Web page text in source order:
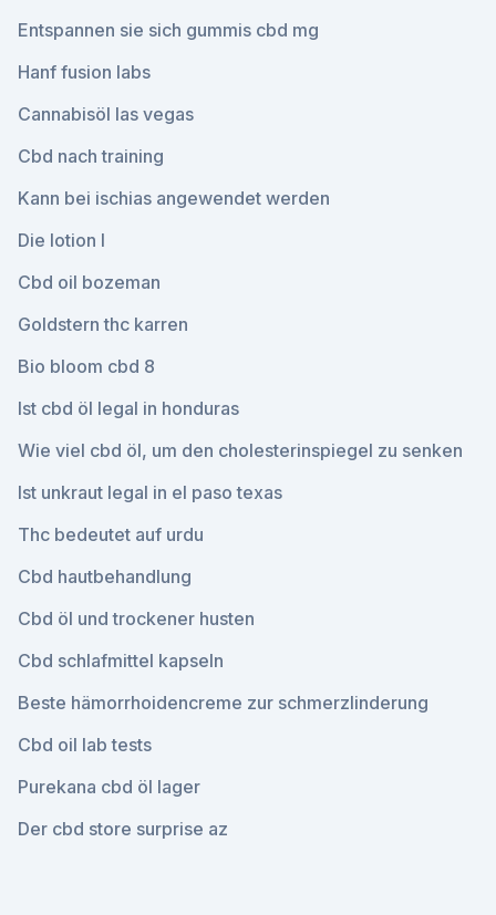
Entspannen sie sich gummis cbd mg
Hanf fusion labs
Cannabisöl las vegas
Cbd nach training
Kann bei ischias angewendet werden
Die lotion l
Cbd oil bozeman
Goldstern thc karren
Bio bloom cbd 8
Ist cbd öl legal in honduras
Wie viel cbd öl, um den cholesterinspiegel zu senken
Ist unkraut legal in el paso texas
Thc bedeutet auf urdu
Cbd hautbehandlung
Cbd öl und trockener husten
Cbd schlafmittel kapseln
Beste hämorrhoidencreme zur schmerzlinderung
Cbd oil lab tests
Purekana cbd öl lager
Der cbd store surprise az